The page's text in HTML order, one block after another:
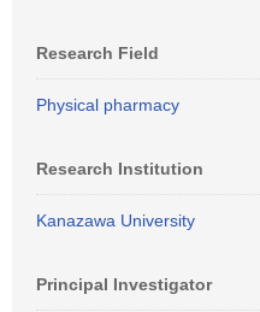
Research Field
Physical pharmacy
Research Institution
Kanazawa University
Principal Investigator